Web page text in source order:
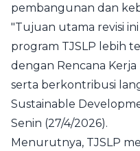
pembangunan dan
"Tujuan utama revisi
program TJSLP lebih
dengan Rencana
serta berkontribusi
Sustainable
Senin (27/4/2026).
Menurutnya, TJSLP